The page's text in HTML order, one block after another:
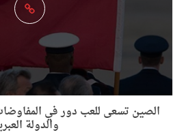
الصين تسعى للعب دور في المفاوضات
والدولة العبرية